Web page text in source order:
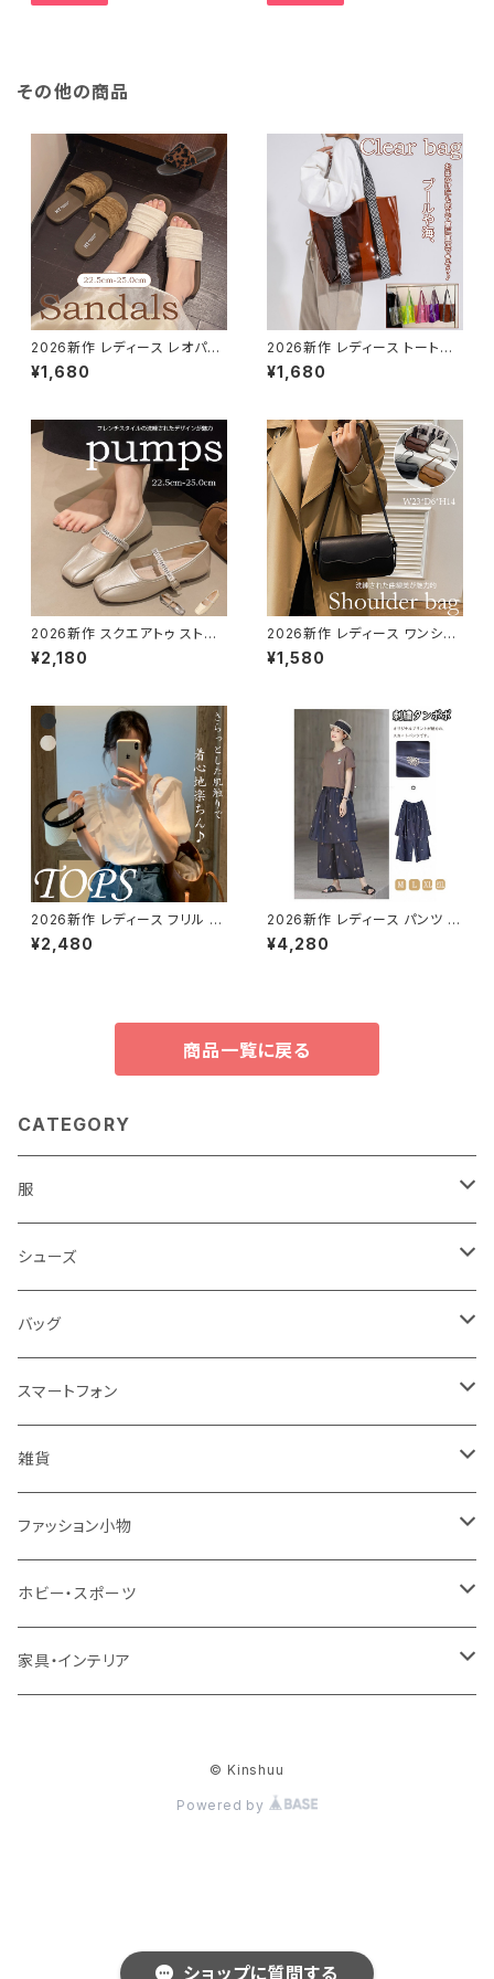
ショップに質問する
その他の商品
2026新作 レディース レオパー
ドサンダル 歩きやすい 幅広 フラ
ット 夏サンダル ぺたんこ 楽ちん
¥1,680
2026新作 レディース トートバ
ッグ クリア ショルダーバッグ ハ
ンドバッグ PVC 大容量 半透明
¥1,680
2026新作 スクエアトゥ ストラッ
プ パンプス 靴 歩きやすい オー
ルマイティ 二次会
¥2,180
2026新作 レディース ワンショ
ルダーバッグ 肩掛け きれいめ
スクエア レザー調
¥1,580
2026新作 レディース フリル 異
素材 半袖 カットソー カジュアル
コーデ デイリーウェア
¥2,480
2026新作 レディース パンツ 刺
繍タンポポワイドパンツ ウエス
トゴム ストライプ 楽ちん 綿麻
¥4,280
商品一覧に戻る
CATEGORY
服
レディース
トップス
コート・ジャケット
インナーウェア・ルームウェア
水着・オーバーウェア
メンズ
バッグ
帽子
キッズ＆ベビー
浴衣
シューズ
レディース
サンダル
スニーカー
メンズ
サンダル
キッズ＆ベビー
バッグ
レディース
メンズ
キッズ＆ベビー
スマートフォン
アクセサリ
ケース・カバー
ケーブル・アダプター
ケース
スタント
フィルム
雑貨
ガラス
タオル
キーホルダー
ファッション小物
サングラス・眼鏡
手芸・ハンドメイド用品
ホビー・スポーツ
アウトドア・キャンプ・登山
家具・インテリア
© Kinshuu
Powered by